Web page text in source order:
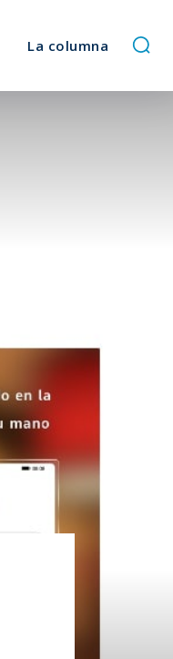
La columna